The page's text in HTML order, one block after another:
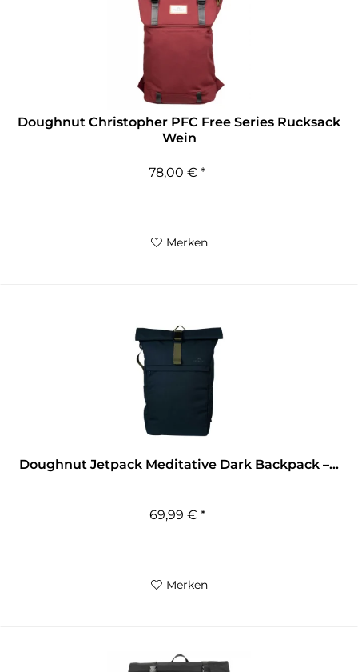
Doughnut Christopher PFC Free Series Rucksack
Wein
78,00 € *
Merken
Doughnut Jetpack Meditative Dark Backpack –...
69,99 € *
Merken